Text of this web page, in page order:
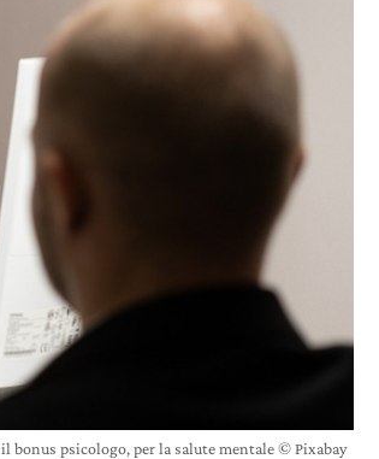
bonus psicologo, per la salute mentale © Pixabay